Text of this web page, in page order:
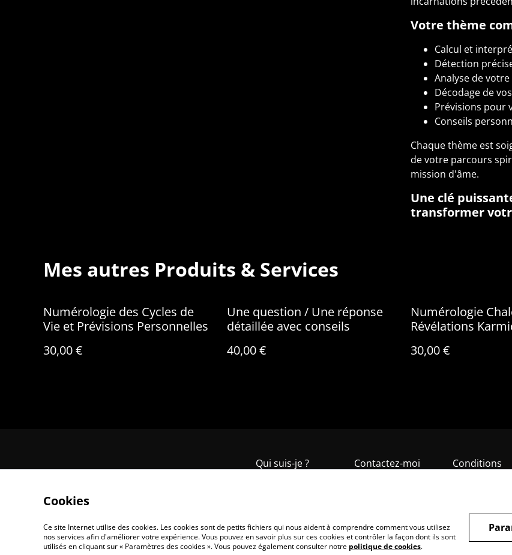
Votre thème
Calcul et
Détection
Analyse de
Décodage de
Prévisions pour
Conseils
Chaque thème est
de votre parcours
mission d'âme.
Une clé
transformer
Mes autres Produits & Services
Numérologie des Cycles de
Vie et Prévisions Personnelles
30,00 €
Une question / Une réponse
détaillée avec conseils
40,00 €
Numérologie
Révélations
30,00 €
Qui suis-je ? Contactez-moi Conditions
©2026 Johwan Guidance
Cookies
Ce site Internet utilise des cookies. Les cookies sont de petits fichiers qui nous aident à comprendre comment vous utilisez
nos services afin d'améliorer votre expérience. Vous pouvez en savoir plus sur ces cookies et contrôler la façon dont ils sont
utilisés en cliquant sur « Paramètres des cookies ». Vous pouvez également consulter notre politique de cookies.